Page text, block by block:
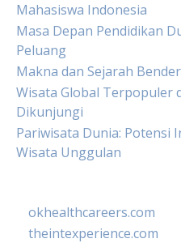
Mahasiswa Indonesia
Masa Depan Pendidikan
Peluang
Makna dan Sejarah
Wisata Global Terpopuler
Dikunjungi
Pariwisata Dunia: Potensi
Wisata Unggulan
okhealthcareers.com
theintexperience.com